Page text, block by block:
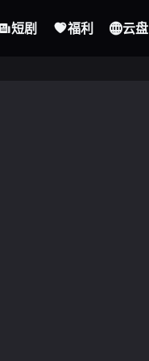
短剧 福利 云盘